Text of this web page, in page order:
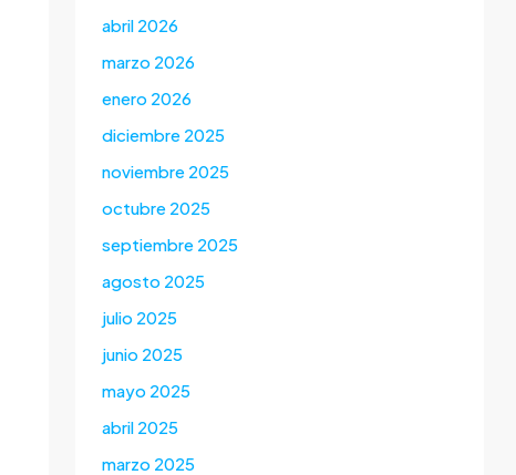
abril 2026
marzo 2026
enero 2026
diciembre 2025
noviembre 2025
octubre 2025
septiembre 2025
agosto 2025
julio 2025
junio 2025
mayo 2025
abril 2025
marzo 2025